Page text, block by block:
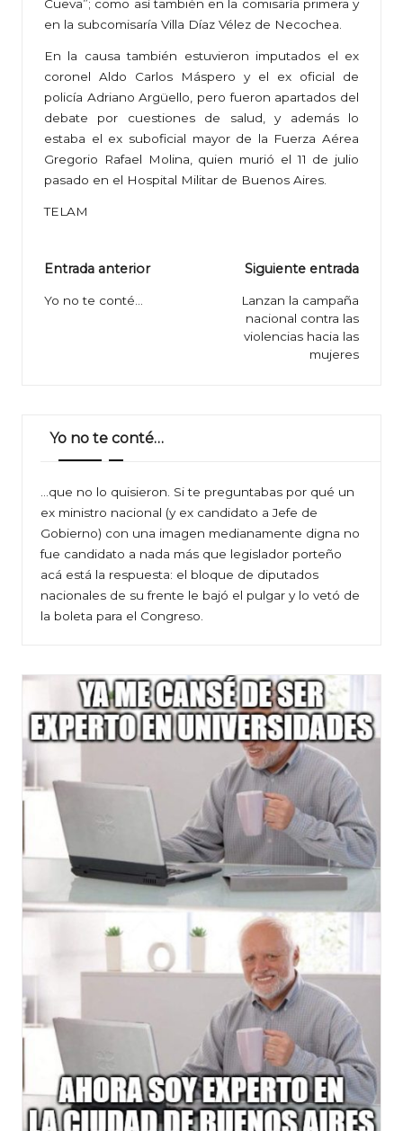
Cueva”; como así también en la comisaría primera y
en la subcomisaría Villa Díaz Vélez de Necochea.
En la causa también estuvieron imputados el ex
coronel Aldo Carlos Máspero y el ex oficial de
policía Adriano Argüello, pero fueron apartados del
debate por cuestiones de salud, y además lo
estaba el ex suboficial mayor de la Fuerza Aérea
Gregorio Rafael Molina, quien murió el 11 de julio
pasado en el Hospital Militar de Buenos Aires.
TELAM
Navegación
de
Entrada anterior
Yo no te conté…
Siguiente entrada
Lanzan la campaña
nacional contra las
violencias hacia las
mujeres
Yo no te conté…
…que no lo quisieron. Si te preguntabas por qué un
ex ministro nacional (y ex candidato a Jefe de
Gobierno) con una imagen medianamente digna no
fue candidato a nada más que legislador porteño
acá está la respuesta: el bloque de diputados
nacionales de su frente le bajó el pulgar y lo vetó de
la boleta para el Congreso.